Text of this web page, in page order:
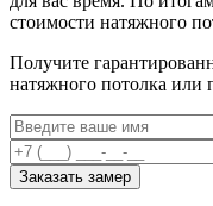
стоимости натяжного
Получите
натяжного потолка или
Заказать замер